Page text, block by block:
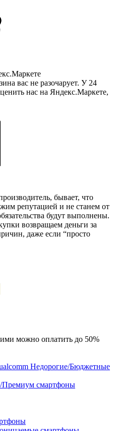
вас не разочарует. У 24
нас на Яндекс.Маркете,
бывает, что
репутацией и не станем от
будут выполнены.
возвращаем деньги за
даже если “просто
можно оплатить до 50%
Недорогие/Бюджетные
Премиум смартфоны